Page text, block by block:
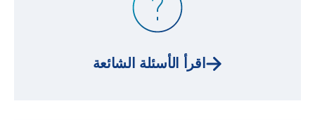
اقرأ الأسئلة الشائعة